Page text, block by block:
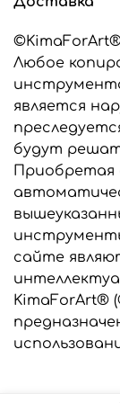
заказу, мы
Все
интернет-
©KimaForArt
авторском
закону.
©KimaForArt®
Любое
является
будут
Приобретая
сайте
KimaForArt®